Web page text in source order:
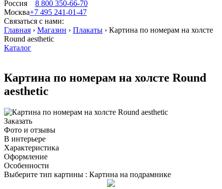
Россия
8 800 350-66-70
Москва+7 495 241-01-47
Связаться с нами:
Главная › Магазин › Плакаты › Картина по номерам на холсте
Round aesthetic
Каталог
Картина по номерам на холсте Round
aesthetic
Заказать
Фото и отзывы
В интерьере
Характеристика
Оформление
Особенности
Выберите тип картины : Картина на подрамнике